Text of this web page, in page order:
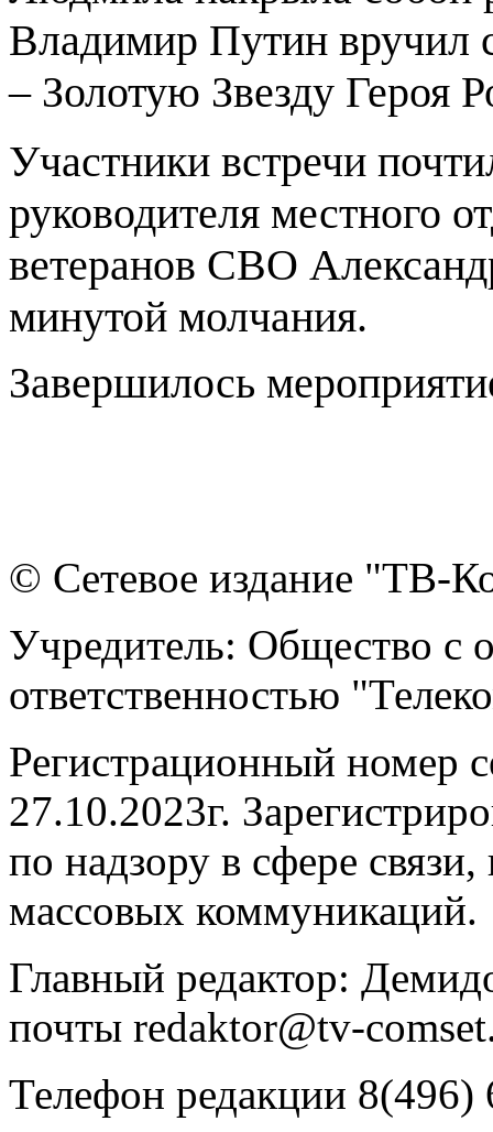
Владимир Путин вручил
– Золотую Звезду Героя
Участники встречи
руководителя местного
ветеранов СВО
минутой молчания.
Завершилось
© Сетевое издание "ТВ-
Учредитель: Общество с
ответственностью
Регистрационный
27.10.2023г.
по надзору в сфере
массовых коммуникаций.
Главный редактор:
почты redaktor@tv-
Телефон редакции 8(496)